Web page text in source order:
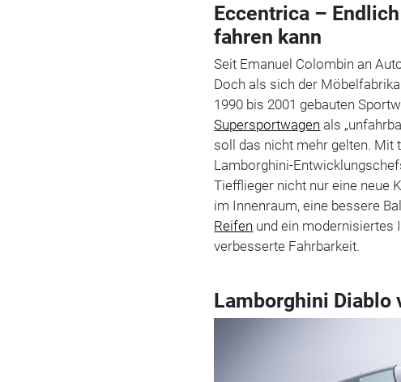
Eccentrica –
fahren kann
Seit Emanuel Colombin an
Doch als sich der
1990 bis 2001 gebauten
Supersportwagen als
soll das nicht mehr gelten. Mit
Lamborghini-
Tiefflieger nicht nur eine neue
im Innenraum, eine bessere
Reifen und ein modernisiertes
verbesserte Fahrbarkeit.
Lamborghini Diablo